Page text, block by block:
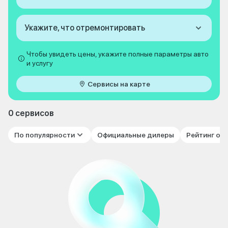
Укажите, что отремонтировать
Чтобы увидеть цены, укажите полные параметры авто
и услугу
Сервисы на карте
0 сервисов
По популярности Официальные дилеры Рейтинг